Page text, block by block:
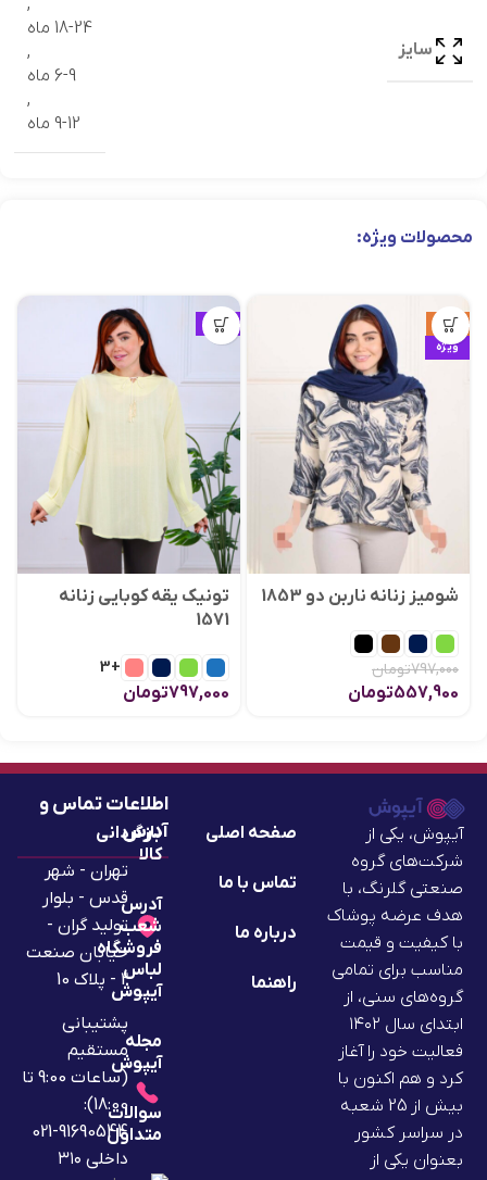
سایز
18-24 ماه
,
6-9 ماه
,
9-12 ماه
محصولات ویژه:
حراج
ویژه
شومیز زنانه ناربن دو 1853
797,000تومان
557,900تومان
ویژه
تونیک یقه کوبایی زنانه
1571
+3
797,000تومان
آیپوش، یکی از
شرکت‌های گروه
صنعتی گلرنگ، با
هدف عرضه پوشاک
با کیفیت و قیمت
مناسب برای تمامی
گروه‌های سنی، از
ابتدای سال ۱۴۰۲
فعالیت خود را آغاز
کرد و هم اکنون با
بیش از 25 شعبه
در سراسر کشور
بعنوان یکی از
صفحه اصلی
تماس با ما
درباره ما
راهنما
بازگردانی
کالا
آدرس
شعب
فروشگاه
لباس
آیپوش
مجله
آیپوش
سوالات
متداول
تهران - شهر
قدس - بلوار
تولید گران -
خیابان صنعت
2 - پلاک 10
پشتیبانی
مستقیم
(ساعات 9:00 تا
18:00):
91690544-021
داخلی ۳۱۰
اطلاعات تماس و
آدرس